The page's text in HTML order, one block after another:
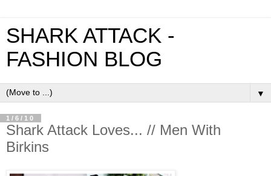
SHARK ATTACK -
FASHION BLOG
▼
1/6/10
Shark Attack Loves... // Men With
Birkins